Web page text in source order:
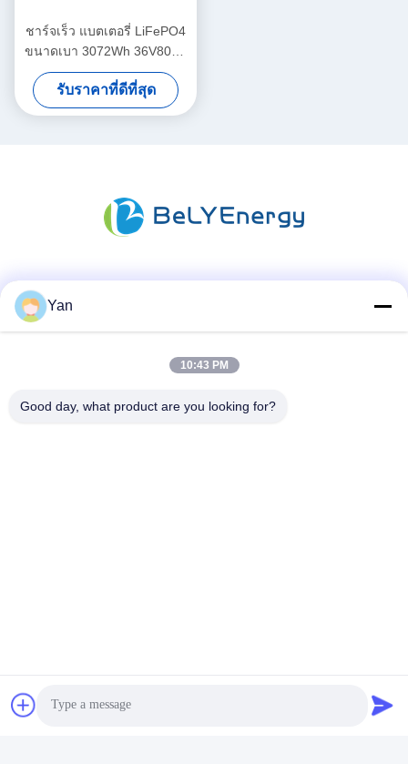
ชาร์จเร็ว แบตเตอรี่ LiFePO4
ขนาดเบา 3072Wh 36V80Ah
พร้อมการคุ้มกันที่ดีที่สุดสําหรับ
เรือ
รับราคาที่ดีที่สุด
ติดต่อเร็ว
โทร:
จีนคุณภาพดี แบตเตอรี่ 12V LiFePO4 ผู้จัดหา. ลิขสิทธิ์ © 2021-2026
Shenzhen Bely Energy Technology Co., Ltd. . สงวนลิขสิทธิ์.
Yan
10:43 PM
Good day, what product are you looking for?